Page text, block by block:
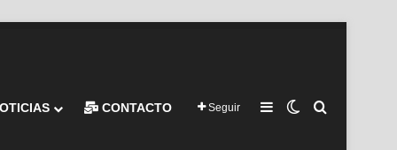
CONTACTO Seguir Barra lateral
Switch skin